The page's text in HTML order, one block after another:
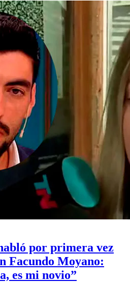
por primera vez
Facundo Moyano:
es mi novio”